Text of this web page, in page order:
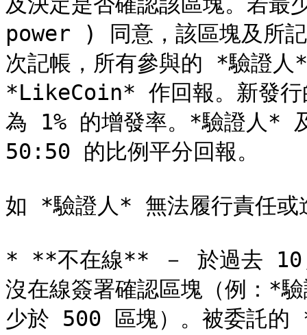
power ) 同意，該區塊及所記
次記帳，所有參與的 *驗證人
*LikeCoin* 作回報。新發
為 1% 的增發率。*驗證人
50:50 的比例平分回報。
如 *驗證人* 無法履行責任或
* **不在線** － 於過去
沒在線簽署確認區塊（例：*
少於 500 區塊）。被委託